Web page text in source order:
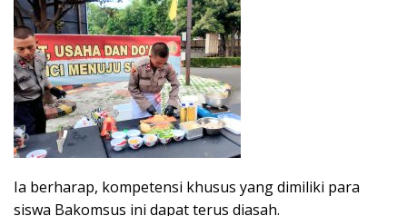
Ia berharap, kompetensi khusus yang dimiliki para
siswa Bakomsus ini dapat terus diasah.